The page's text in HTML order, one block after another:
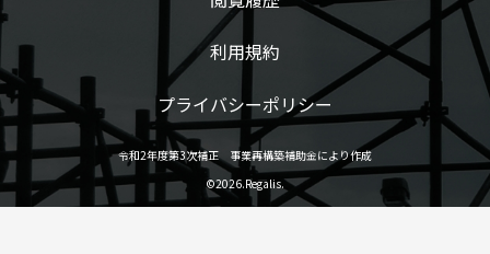
利用規約
プライバシーポリシー
令和2年度第3次補正 事業再構築補助金により作成
©2026.Regalis.